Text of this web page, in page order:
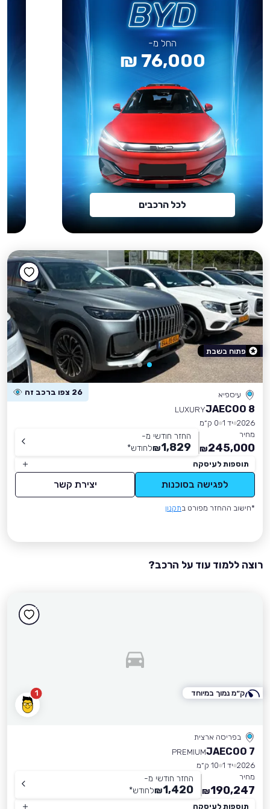
החל מ-
76,000 ₪
לכל הרכבים
עיספיא 26 צפו ברכב זה
JAECOO 8
LUXURY
2026 יד 1
0 ק״מ
מחיר
245,000
₪
החזר חודשי מ-
1,829
₪לחודש*
תוספות לעיסקה
לפגישה בסוכנות יצירת קשר
*חישוב ההחזר מפורט בתקנון
פתוח בשבת
רוצה ללמוד עוד על הרכב?
1
בפריסה ארצית
JAECOO 7
PREMIUM
2026 יד 1
10 ק״מ
מחיר
190,247
₪
החזר חודשי מ-
1,420
₪לחודש*
תוספות לעיסקה
ק״מ נמוך במיוחד